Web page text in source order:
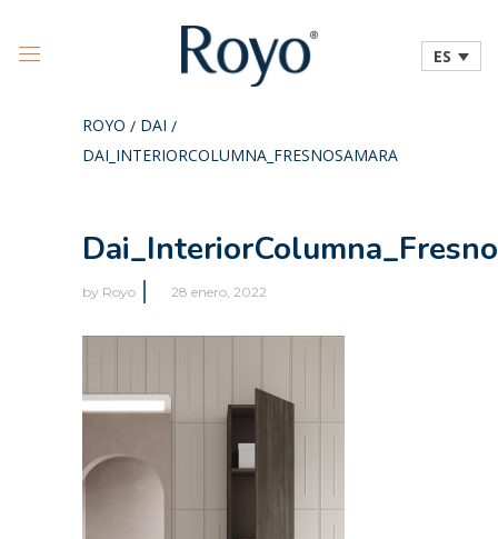
ES
ROYO / DAI /
DAI_INTERIORCOLUMNA_FRESNOSAMARA
by Royo 28 enero, 2022